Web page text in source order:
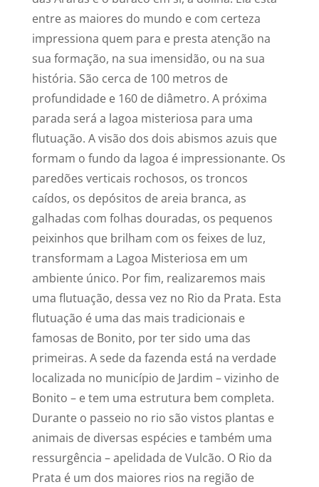
entre as maiores do mundo e com certeza
impressiona quem para e presta atenção na
sua formação, na sua imensidão, ou na sua
história. São cerca de 100 metros de
profundidade e 160 de diâmetro. A próxima
parada será a lagoa misteriosa para uma
flutuação. A visão dos dois abismos azuis que
formam o fundo da lagoa é impressionante. Os
paredões verticais rochosos, os troncos
caídos, os depósitos de areia branca, as
galhadas com folhas douradas, os pequenos
peixinhos que brilham com os feixes de luz,
transformam a Lagoa Misteriosa em um
ambiente único. Por fim, realizaremos mais
uma flutuação, dessa vez no Rio da Prata. Esta
flutuação é uma das mais tradicionais e
famosas de Bonito, por ter sido uma das
primeiras. A sede da fazenda está na verdade
localizada no município de Jardim – vizinho de
Bonito – e tem uma estrutura bem completa.
Durante o passeio no rio são vistos plantas e
animais de diversas espécies e também uma
ressurgência – apelidada de Vulcão. O Rio da
Prata é um dos maiores rios na região de